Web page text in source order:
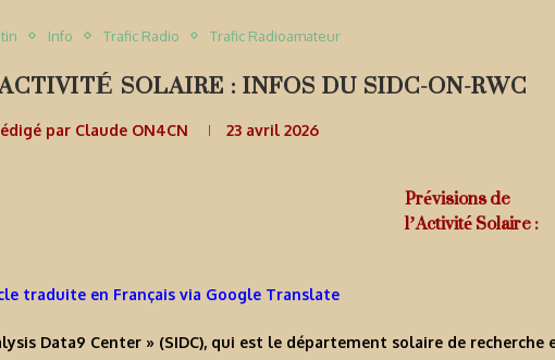
Info Trafic Radio Trafic Radioamateur
SOLAIRE : INFOS DU SIDC-ON-RWC
par Claude ON4CN 23 avril 2026
Prévisions de
l’Activité Solaire :
traduite en Français via Google Translate
Data9 Center » (SIDC), qui est le département solaire de recherche